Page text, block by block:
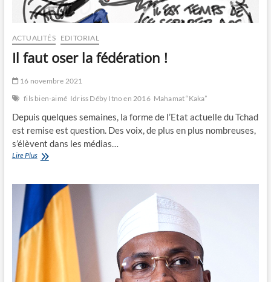
ACTUALITÉS EDITORIAL
Il faut oser la fédération !
16 novembre 2021
fils bien-aimé Idriss Déby Itno en 2016 Mahamat “Kaka”
Depuis quelques semaines, la forme de l’Etat actuelle du Tchad
est remise est question. Des voix, de plus en plus nombreuses,
s’élèvent dans les médias…
Lire PlusIl
fédération